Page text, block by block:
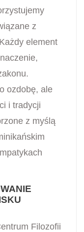
z
element
ozdobę, ale
i tradycji
z myślą
Filozofii